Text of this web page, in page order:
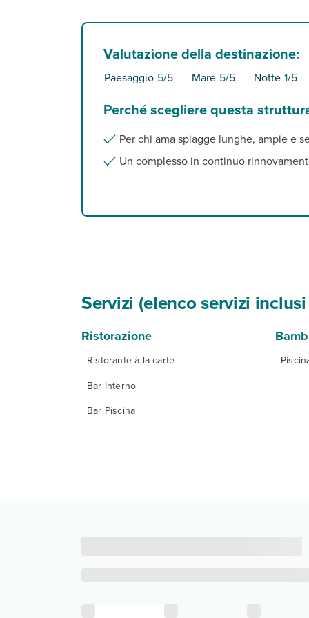
Valutazione della destinazione:
Paesaggio 5/5 Mare 5/5 Notte 1/5
Perché scegliere questa
Per chi ama spiagge lunghe, ampie e
Un complesso in continuo
Servizi (elenco servizi
Ristorazione
Ristorante à la carte
Bar Interno
Bar Piscina